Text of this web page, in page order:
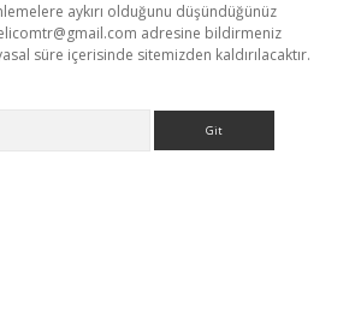
aykırı olduğunu düşündüğünüz
adresine bildirmeniz
süre içerisinde sitemizden kaldırılacaktır.